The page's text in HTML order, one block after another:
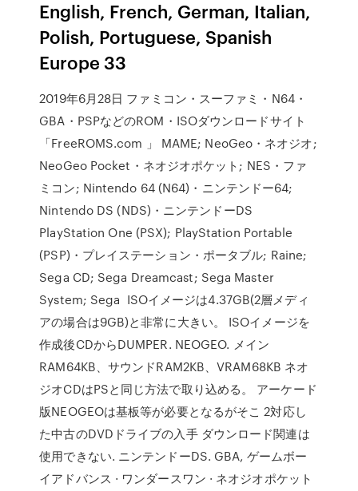
English, French, German, Italian,
Polish, Portuguese, Spanish
Europe 33
2019年6月28日 ファミコン・スーファミ・N64・
GBA・PSPなどのROM・ISOダウンロードサイト
「FreeROMS.com 」 MAME; NeoGeo・ネオジオ;
NeoGeo Pocket・ネオジオポケット; NES・ファ
ミコン; Nintendo 64 (N64)・ニンテンドー64;
Nintendo DS (NDS)・ニンテンドーDS
PlayStation One (PSX); PlayStation Portable
(PSP)・プレイステーション・ポータブル; Raine;
Sega CD; Sega Dreamcast; Sega Master
System; Sega ISOイメージは4.37GB(2層メディ
アの場合は9GB)と非常に大きい。 ISOイメージを
作成後CDからDUMPER. NEOGEO. メイン
RAM64KB、サウンドRAM2KB、VRAM68KB ネオ
ジオCDはPSと同じ方法で取り込める。 アーケード
版NEOGEOは基板等が必要となるがそこ 2対応し
た中古のDVDドライブの入手 ダウンロード関連は
使用できない. ニンテンドーDS. GBA, ゲームボー
イアドバンス · ワンダースワン · ネオジオポケット